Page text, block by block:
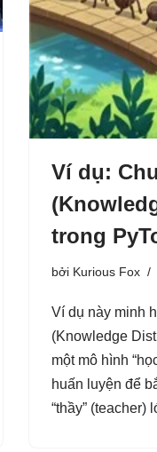
Ví dụ:
trong
bởi Kurious Fox
Ví dụ này minh
(Knowledge
một mô hình
huấn luyện để
“thầy” (teacher)